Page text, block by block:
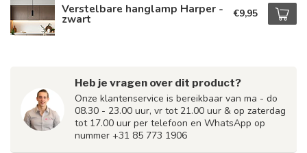
Verstelbare hanglamp Harper -
zwart €9,95
Heb je vragen over dit product?
Onze klantenservice is bereikbaar van ma - do
08.30 - 23.00 uur, vr tot 21.00 uur & op zaterdag
tot 17.00 uur per telefoon en WhatsApp op
nummer +31 85 773 1906